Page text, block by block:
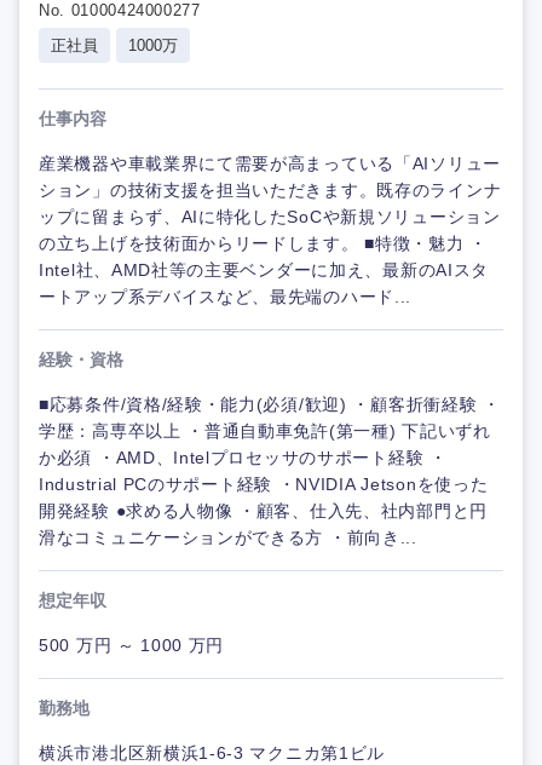
No. 01000424000277
正社員
1000万
仕事内容
産業機器や車載業界にて需要が高まっている「AIソリュー
ション」の技術支援を担当いただきます。既存のラインナ
ップに留まらず、AIに特化したSoCや新規ソリューション
の立ち上げを技術面からリードします。 ■特徴・魅力 ・
Intel社、AMD社等の主要ベンダーに加え、最新のAIスタ
ートアップ系デバイスなど、最先端のハード...
経験・資格
■応募条件/資格/経験・能力(必須/歓迎) ・顧客折衝経験 ・
学歴：高専卒以上 ・普通自動車免許(第一種) 下記いずれ
か必須 ・AMD、Intelプロセッサのサポート経験 ・
Industrial PCのサポート経験 ・NVIDIA Jetsonを使った
開発経験 ●求める人物像 ・顧客、仕入先、社内部門と円
滑なコミュニケーションができる方 ・前向き...
想定年収
500 万円 ～ 1000 万円
勤務地
横浜市港北区新横浜1-6-3 マクニカ第1ビル